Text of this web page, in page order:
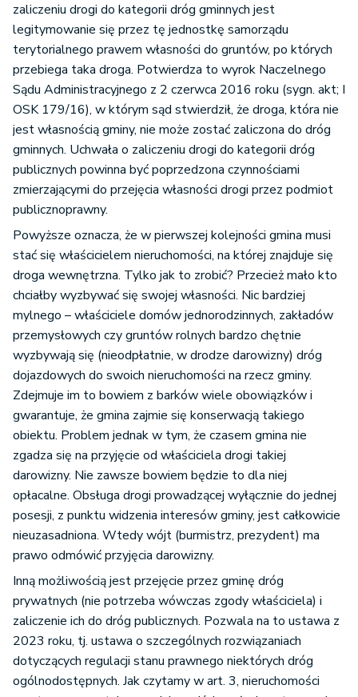
zaliczeniu drogi do kategorii dróg gminnych jest
legitymowanie się przez tę jednostkę samorządu
terytorialnego prawem własności do gruntów, po których
przebiega taka droga. Potwierdza to wyrok Naczelnego
Sądu Administracyjnego z 2 czerwca 2016 roku (sygn. akt; I
OSK 179/16), w którym sąd stwierdził, że droga, która nie
jest własnością gminy, nie może zostać zaliczona do dróg
gminnych. Uchwała o zaliczeniu drogi do kategorii dróg
publicznych powinna być poprzedzona czynnościami
zmierzającymi do przejęcia własności drogi przez podmiot
publicznoprawny.
Powyższe oznacza, że w pierwszej kolejności gmina musi
stać się właścicielem nieruchomości, na której znajduje się
droga wewnętrzna. Tylko jak to zrobić? Przecież mało kto
chciałby wyzbywać się swojej własności. Nic bardziej
mylnego – właściciele domów jednorodzinnych, zakładów
przemysłowych czy gruntów rolnych bardzo chętnie
wyzbywają się (nieodpłatnie, w drodze darowizny) dróg
dojazdowych do swoich nieruchomości na rzecz gminy.
Zdejmuje im to bowiem z barków wiele obowiązków i
gwarantuje, że gmina zajmie się konserwacją takiego
obiektu. Problem jednak w tym, że czasem gmina nie
zgadza się na przyjęcie od właściciela drogi takiej
darowizny. Nie zawsze bowiem będzie to dla niej
opłacalne. Obsługa drogi prowadzącej wyłącznie do jednej
posesji, z punktu widzenia interesów gminy, jest całkowicie
nieuzasadniona. Wtedy wójt (burmistrz, prezydent) ma
prawo odmówić przyjęcia darowizny.
Inną możliwością jest przejęcie przez gminę dróg
prywatnych (nie potrzeba wówczas zgody właściciela) i
zaliczenie ich do dróg publicznych. Pozwala na to ustawa z
2023 roku, tj. ustawa o szczególnych rozwiązaniach
dotyczących regulacji stanu prawnego niektórych dróg
ogólnodostępnych. Jak czytamy w art. 3, nieruchomości